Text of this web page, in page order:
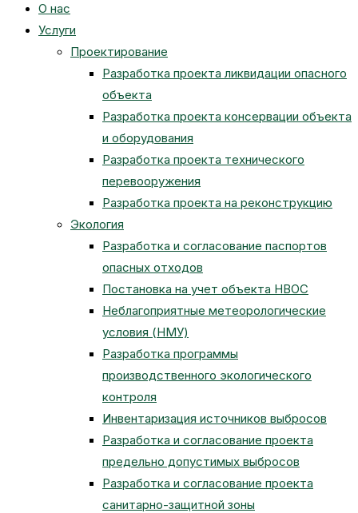
веб-
О нас
Услуги
Проектирование
Разработка проекта ликвидации опасного
объекта
Разработка проекта консервации объекта
и оборудования
Разработка проекта технического
перевооружения
Разработка проекта на реконструкцию
Экология
Разработка и согласование паспортов
опасных отходов
Постановка на учет объекта НВОС
Неблагоприятные метеорологические
условия (НМУ)
Разработка программы
производственного экологического
контроля
Инвентаризация источников выбросов
Разработка и согласование проекта
предельно допустимых выбросов
Разработка и согласование проекта
санитарно-защитной зоны